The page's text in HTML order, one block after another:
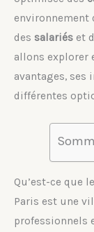
environnement
des salariés et
allons explorer
avantages,
différentes
Qu’est-ce que
Paris est une
professionnels